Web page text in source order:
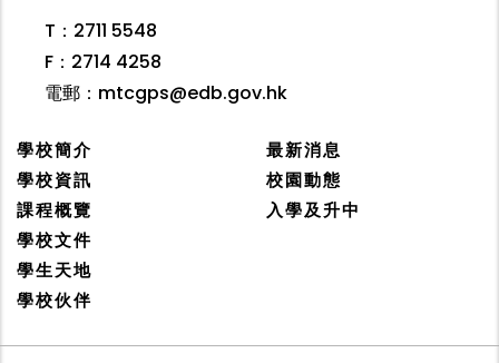
T：2711 5548
F：2714 4258
電郵： mtcgps@edb.gov.hk
學校簡介
學校資訊
課程概覽
學校文件
學生天地
學校伙伴
最新消息
校園動態
入學及升中